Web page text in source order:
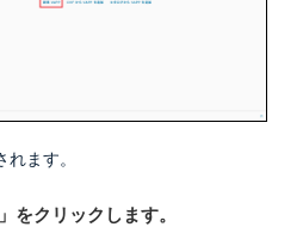
れます。
をクリックします。